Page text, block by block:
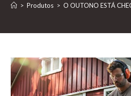
> Produtos > O OUTONO ESTÁ